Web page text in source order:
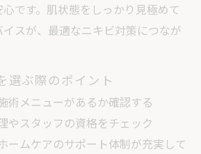
です。肌状態をしっかり見極めて
スが、最適なニキビ対策につなが
選ぶ際のポイント
術メニューがあるか確認する
やスタッフの資格をチェック
ームケアのサポート体制が充実して